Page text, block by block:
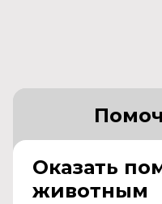
Оказать
животным